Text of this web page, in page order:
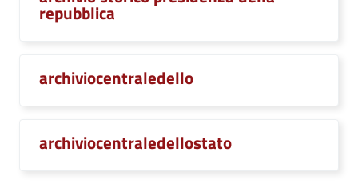
repubblica
archiviocentraledello
archiviocentraledellostato